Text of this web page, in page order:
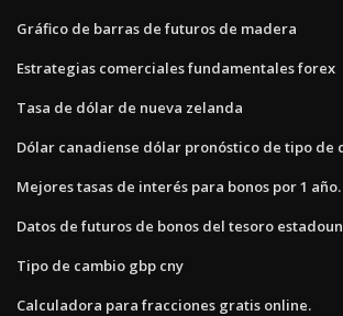
Gráfico de barras de futuros de madera
Estrategias comerciales fundamentales forex
Tasa de dólar de nueva zelanda
Dólar canadiense dólar pronóstico de tipo de
Mejores tasas de interés para bonos por 1 año.
Datos de futuros de bonos del tesoro
Tipo de cambio gbp cny
Calculadora para fracciones gratis online.